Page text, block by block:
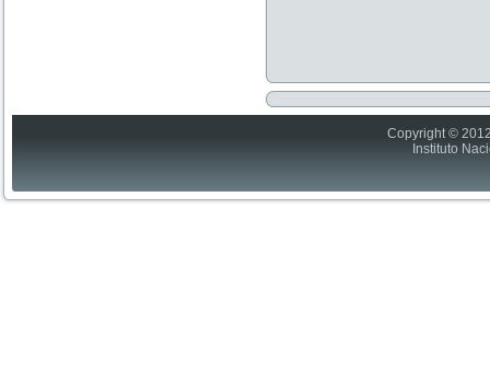
Copyright ©
Instituto